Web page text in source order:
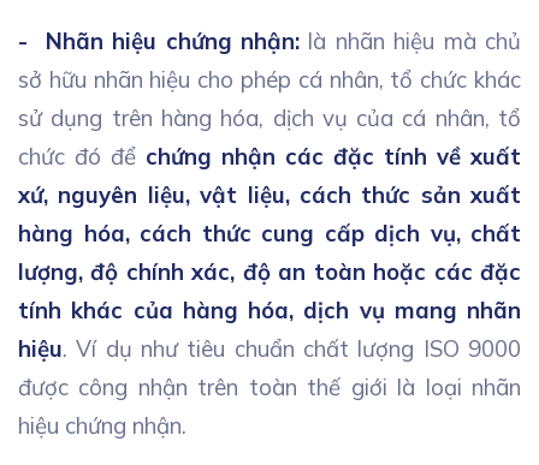
- Nhãn hiệu chứng nhận: là nhãn hiệu mà chủ
sở hữu nhãn hiệu cho phép cá nhân, tổ chức khác
sử dụng trên hàng hóa, dịch vụ của cá nhân, tổ
chức đó để chứng nhận các đặc tính về xuất
xứ, nguyên liệu, vật liệu, cách thức sản xuất
hàng hóa, cách thức cung cấp dịch vụ, chất
lượng, độ chính xác, độ an toàn hoặc các đặc
tính khác của hàng hóa, dịch vụ mang nhãn
hiệu. Ví dụ như tiêu chuẩn chất lượng ISO 9000
được công nhận trên toàn thế giới là loại nhãn
hiệu chứng nhận.